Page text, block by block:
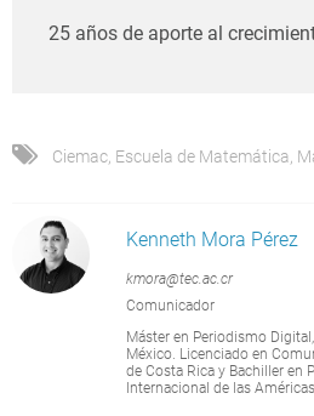
25 años de aporte al
Ciemac, Escuela de Matemática,
Kenneth Mora Pérez
kmora@tec.ac.cr
Comunicador
Máster en Periodismo
México. Licenciado en
de Costa Rica y Bachiller en
Internacional de las